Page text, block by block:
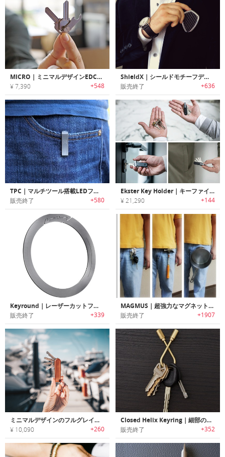
MICRO｜ミニマルデザインEDCキーツール/オーガナイザー「マイクロ」
¥ 7,390 +548
ShieldX｜シールドモチーフデザインマルチツール機能搭載キーホルダー「シールドX」
販売終了 +636
TPC｜マルチツール搭載LEDフラッシュライト付きポケットクリップ「TPC」
販売終了 +580
Ekster Key Holder｜キーファインダー・LEDライト搭載スマートキーホルダー「エクスター」
¥ 21,290 +144
Keyround｜レーザーカットフラットデザインキーリング「キーラウンド」
販売終了 +339
MAGMUS｜超強力なマグネットを搭載した瞬時に着脱可能なマグネットキーリングホルダー「マグマス」
販売終了 +1907
ミニマルデザインのフルグレインレザー製キーオーガナイザー「JIBBON（ジボン）」
¥ 10,090 +260
Closed Helix Keyring｜細部のディテールが美しいブラス製キーリング
販売終了 +352